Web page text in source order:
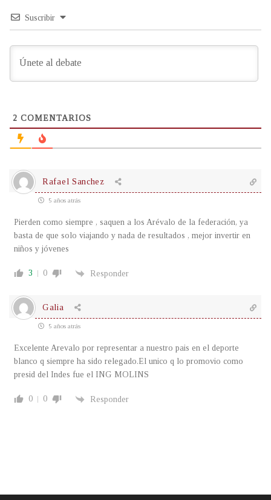
Suscribir
2 COMENTARIOS
Rafael Sanchez
5 años atrás
Pierden como siempre , saquen a los Arévalo de la federación, ya
basta de que solo viajando y nada de resultados , mejor invertir en
niños y jóvenes
3 0 Responder
Galia
5 años atrás
Excelente Arevalo por representar a nuestro pais en el deporte
blanco q siempre ha sido relegado.El unico q lo promovio como
presid del Indes fue el ING MOLINS
0 0 Responder